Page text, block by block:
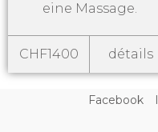
eine Massage.
CHF1400 détails
Facebook